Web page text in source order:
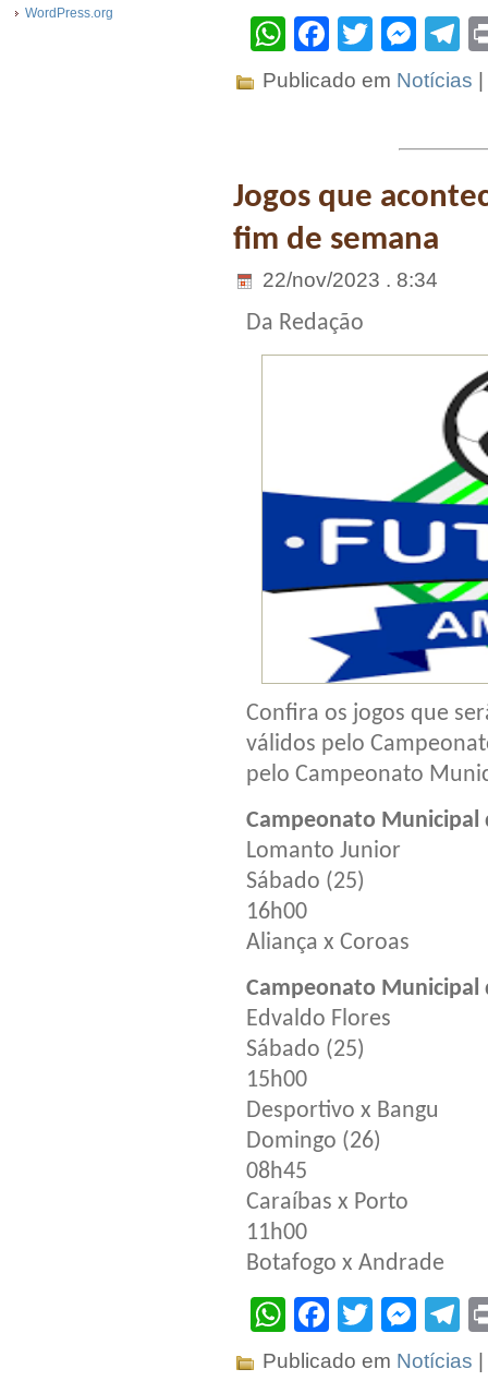
WordPress.org
WhatsApp
Facebook
Twitter
Publicado em Notícias
Jogos que
fim de semana
22/nov/2023 . 8:34
Da Redação
Confira os jogos que
válidos pelo
pelo Campeonato
Campeonato Municipal
Lomanto Junior
Sábado (25)
16h00
Aliança x Coroas
Campeonato Municipal
Edvaldo Flores
Sábado (25)
15h00
Desportivo x Bangu
Domingo (26)
08h45
Caraíbas x Porto
11h00
Botafogo x Andrade
WhatsApp
Facebook
Twitter
Publicado em Notícias |